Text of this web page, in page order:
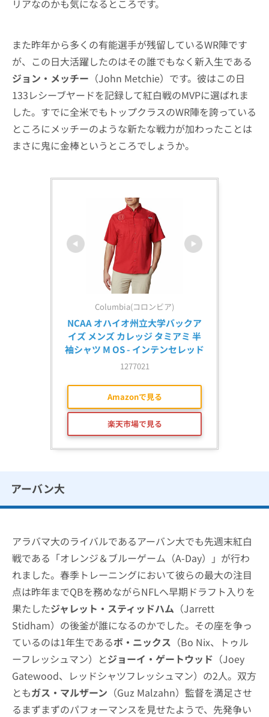
リアなのかも気になるところです。
また昨年から多くの有能選手が残留しているWR陣です
が、この日大活躍したのはその誰でもなく新入生である
ジョン・メッチー （John Metchie）です。彼はこの日
133レシーブヤードを記録して紅白戦のMVPに選ばれま
した。すでに全米でもトップクラスのWR陣を誇っている
ところにメッチーのような新たな戦力が加わったことは
まさに鬼に金棒というところでしょうか。
Columbia(コロンビア)
NCAA オハイオ州立大学バックア
イズ メンズ カレッジ タミアミ 半
袖シャツ M OS - インテンセレッド
1277021
Amazonで見る
楽天市場で見る
アーバン大
アラバマ大のライバルであるアーバン大でも先週末紅白
戦である「オレンジ＆ブルーゲーム（A-Day）」が行わ
れました。春季トレーニングにおいて彼らの最大の注目
点は昨年までQBを務めながらNFLへ早期ドラフト入りを
果たしたジャレット・スティッドハム （Jarrett
Stidham）の後釜が誰になるのかでした。その座を争っ
ているのは1年生であるボ・ニックス （Bo Nix、トゥル
ーフレッシュマン）とジョーイ・ゲートウッド （Joey
Gatewood、レッドシャツフレッシュマン）の2人。双方
ともガス・マルザーン （Guz Malzahn）監督を満足させ
るまずまずのパフォーマンスを見せたようで、先発争い